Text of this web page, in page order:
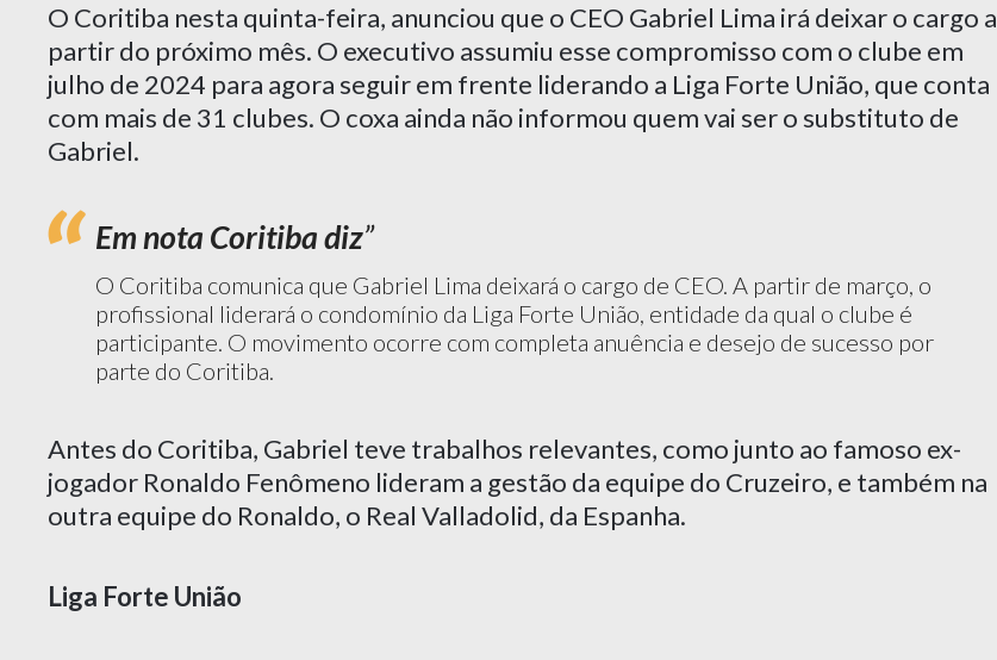
O Coritiba nesta quinta-feira, anunciou que o CEO Gabriel Lima irá deixar o cargo a
partir do próximo mês. O executivo assumiu esse compromisso com o clube em
julho de 2024 para agora seguir em frente liderando a Liga Forte União, que conta
com mais de 31 clubes. O coxa ainda não informou quem vai ser o substituto de
Gabriel.
Em nota Coritiba diz
O Coritiba comunica que Gabriel Lima deixará o cargo de CEO. A partir de março, o
profissional liderará o condomínio da Liga Forte União, entidade da qual o clube é
participante. O movimento ocorre com completa anuência e desejo de sucesso por
parte do Coritiba.
Antes do Coritiba, Gabriel teve trabalhos relevantes, como junto ao famoso ex-
jogador Ronaldo Fenômeno lideram a gestão da equipe do Cruzeiro, e também na
outra equipe do Ronaldo, o Real Valladolid, da Espanha.
Liga Forte União